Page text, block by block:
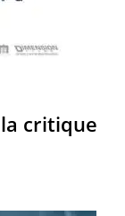
critique